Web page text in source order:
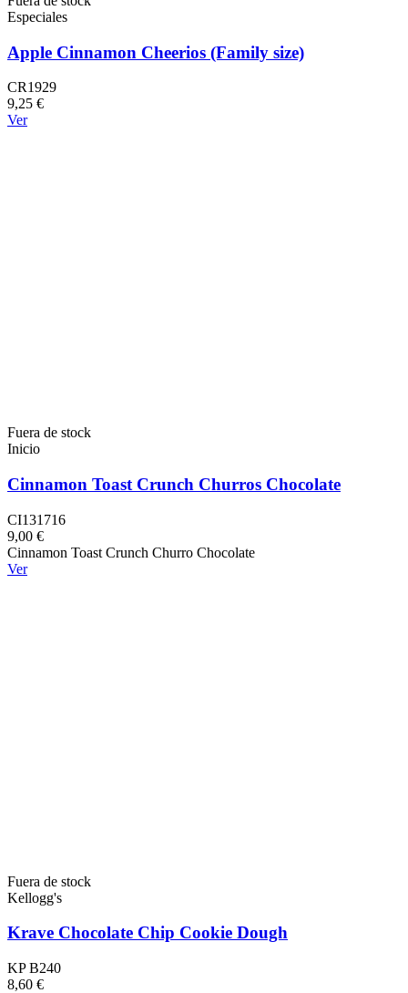
Especiales
Apple Cinnamon Cheerios (Family size)
CR1929
9,25 €
Ver
Fuera de stock
Inicio
Cinnamon Toast Crunch Churros Chocolate
CI131716
9,00 €
Cinnamon Toast Crunch Churro Chocolate
Ver
Fuera de stock
Kellogg's
Krave Chocolate Chip Cookie Dough
KP B240
8,60 €